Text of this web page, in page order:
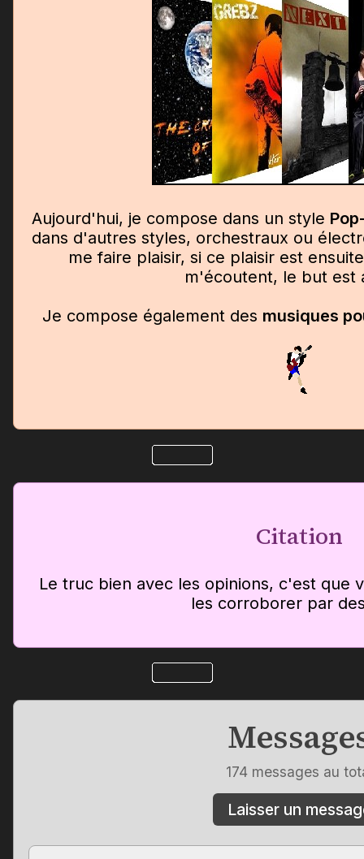
Aujourd'hui, je compose dans un style
dans d'autres styles, orchestraux ou
me faire plaisir, si ce plaisir est
m'écoutent, le but est
Je compose également des musiques
Citation
Le truc bien avec les opinions, c'est que
les corroborer par
174 messages au
Laisser un